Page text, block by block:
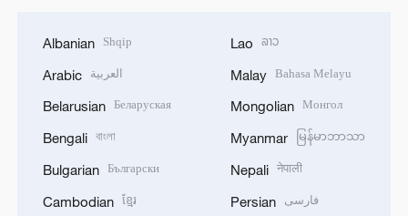
Albanian Shqip
Arabic العربية
Belarusian Беларуская
Bengali বাংলা
Bulgarian Български
Cambodian ខ្មែរ
Lao ລາວ
Malay Bahasa Melayu
Mongolian Монгол
Myanmar မြန်မာဘာသာ
Nepali नेपाली
Persian فارسی